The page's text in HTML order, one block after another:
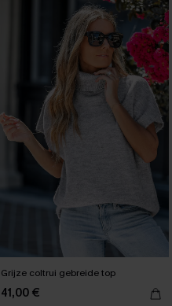
Grijze coltrui gebreide top
41,00 €